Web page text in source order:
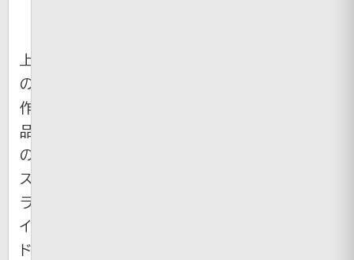
上
の
作
品
の
ス
ラ
イ
ド